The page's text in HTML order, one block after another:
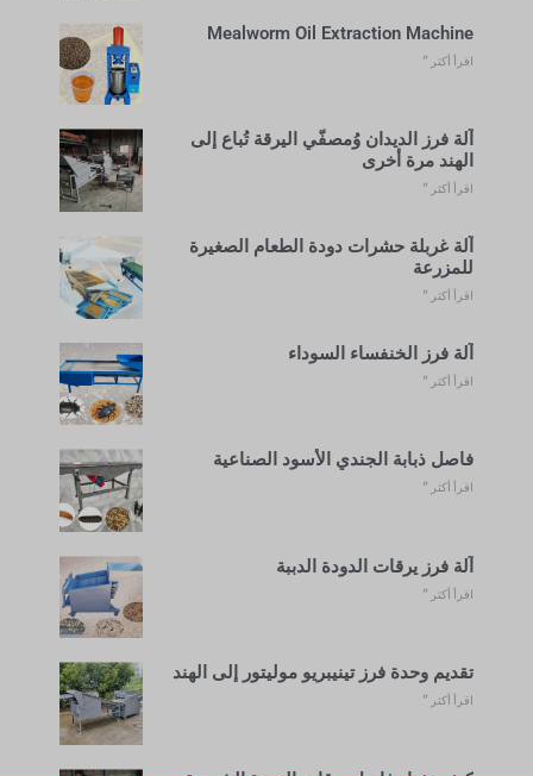
Mealworm Oil Extraction Machine
اقرأ أكثر "
آلة فرز الديدان وُمصفّي اليرقة تُباع إلى
الهند مرة أخرى
اقرأ أكثر "
آلة غربلة حشرات دودة الطعام الصغيرة
للمزرعة
اقرأ أكثر "
آلة فرز الخنفساء السوداء
اقرأ أكثر "
فاصل ذبابة الجندي الأسود الصناعية
اقرأ أكثر "
آلة فرز يرقات الدودة الدببة
اقرأ أكثر "
تقديم وحدة فرز تينيبريو موليتور إلى الهند
اقرأ أكثر "